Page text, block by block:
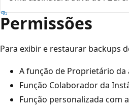
Permissões
Para exibir e restaurar backups
A função de Proprietário da
Função Colaborador da
Função personalizada com